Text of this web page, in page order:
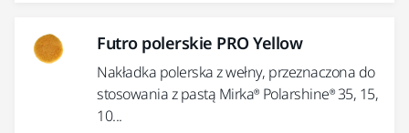
Futro polerskie PRO Yellow
Nakładka polerska z wełny, przeznaczona do
stosowania z pastą Mirka® Polarshine® 35, 15,
10...